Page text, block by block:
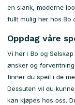
en slank, moderne
fullt mulig her hos Bo
Oppdag våre
Vi her i Bo og
ønsker og
finner du speil i de
Dessuten vil du
kan kjøpes hos oss.